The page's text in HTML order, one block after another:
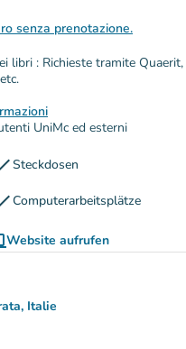
senza prenotazione.
libri : Richieste tramite Quaerit,
UniMc ed esterni
Steckdosen
Computerarbeitsplätze
Website aufrufen
(new tab)
Italie
öffnen)